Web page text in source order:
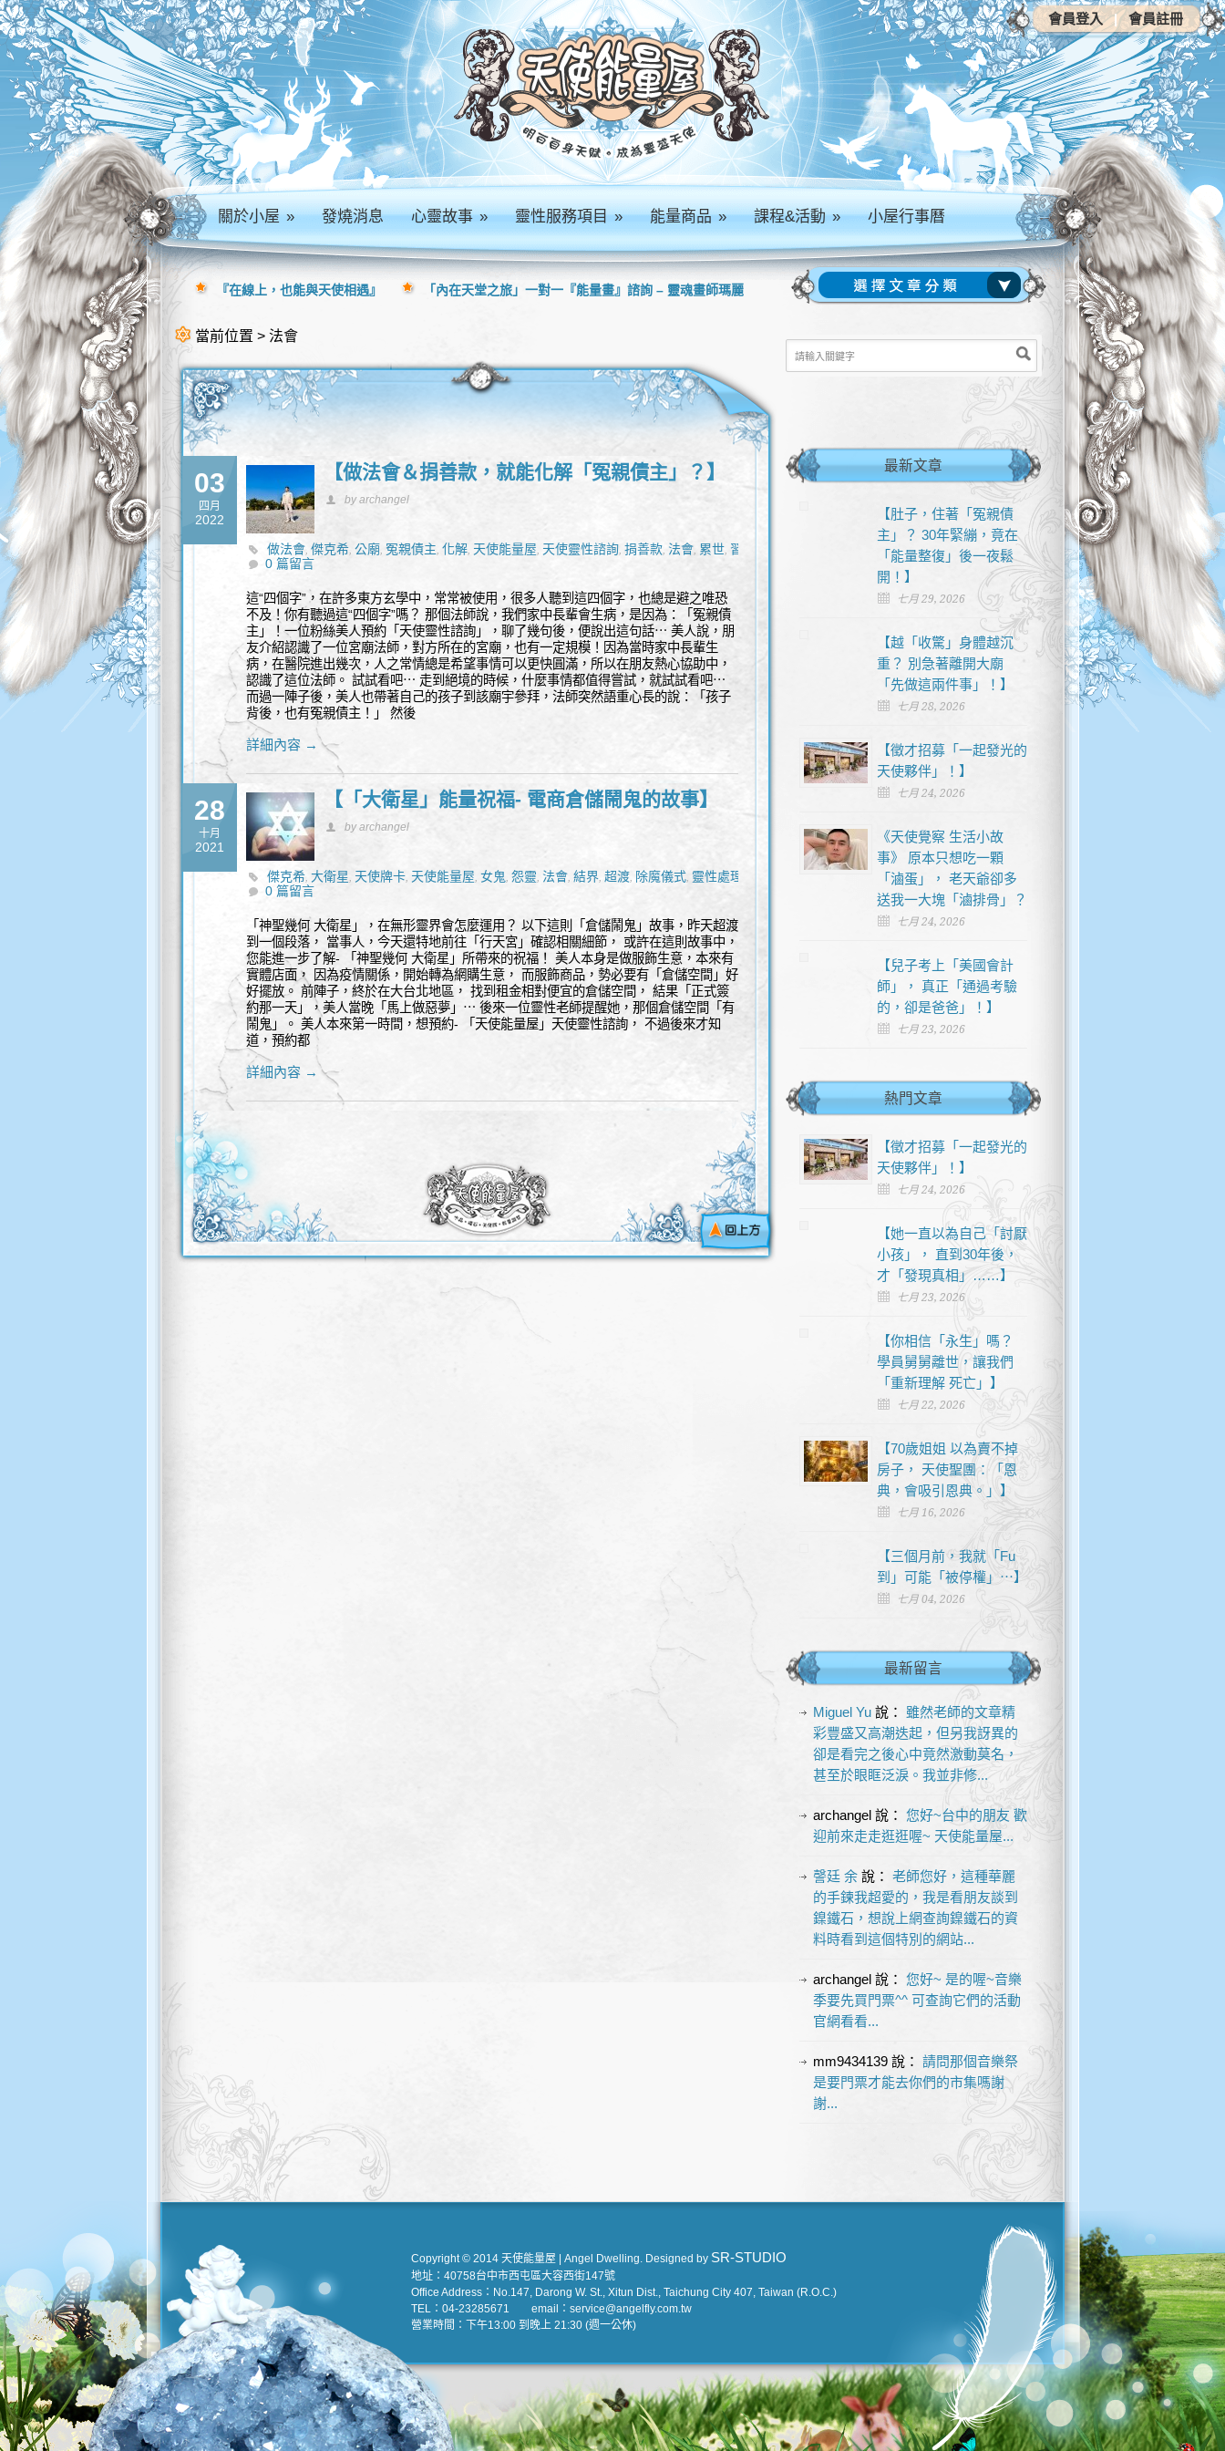
關於小屋» 發燒消息 心靈故事» 靈性服務項目» 能量商品» 課程&活動» 小屋行事曆
當前位置 > 法會
03
四月
2022
【做法會＆捐善款，就能化解「冤親債主」？】
by archangel
做法會, 傑克希, 公廟, 冤親債主, 化解, 天使能量屋, 天使靈性諮詢, 捐善款, 法會, 累世, 習氣
0 篇留言
這“四個字”，在許多東方玄學中，常常被使用，很多人聽到這四個字，也總是避之唯恐
不及！你有聽過這“四個字”嗎？ 那個法師說，我們家中長輩會生病，是因為：「冤親債
主」！一位粉絲美人預約「天使靈性諮詢」，聊了幾句後，便說出這句話⋯ 美人說，朋
友介紹認識了一位宮廟法師，對方所在的宮廟，也有一定規模！因為當時家中長輩生
病，在醫院進出幾次，人之常情總是希望事情可以更快圓滿，所以在朋友熱心協助中，
認識了這位法師。 試試看吧⋯ 走到絕境的時候，什麼事情都值得嘗試，就試試看吧⋯
而過一陣子後，美人也帶著自己的孩子到該廟宇參拜，法師突然語重心長的說：「孩子
背後，也有冤親債主！」 然後
詳細內容 →
28
十月
2021
【「大衛星」能量祝福- 電商倉儲鬧鬼的故事】
by archangel
傑克希, 大衛星, 天使牌卡, 天使能量屋, 女鬼, 怨靈, 法會, 結界, 超渡, 除魔儀式, 靈性處理
靈性諮詢
0 篇留言
「神聖幾何 大衛星」，在無形靈界會怎麼運用？ 以下這則「倉儲鬧鬼」故事，昨天超渡
到一個段落， 當事人，今天還特地前往「行天宮」確認相關細節， 或許在這則故事中，
您能進一步了解- 「神聖幾何 大衛星」所帶來的祝福！ 美人本身是做服飾生意，本來有
實體店面， 因為疫情關係，開始轉為網購生意， 而服飾商品，勢必要有「倉儲空間」好
好擺放。 前陣子，終於在大台北地區， 找到租金相對便宜的倉儲空間， 結果「正式簽
約那一天」，美人當晚「馬上做惡夢」⋯ 後來一位靈性老師提醒她，那個倉儲空間「有
鬧鬼」。 美人本來第一時間，想預約- 「天使能量屋」天使靈性諮詢， 不過後來才知
道，預約都
詳細內容 →
最新文章
【肚子，住著「冤親債
主」？ 30年緊繃，竟在
「能量整復」後一夜鬆
開！】
七月 29, 2026
【越「收驚」身體越沉
重？ 別急著離開大廟
「先做這兩件事」！】
七月 28, 2026
【徵才招募「一起發光的
天使夥伴」！】
七月 24, 2026
《天使覺察 生活小故
事》 原本只想吃一顆
「滷蛋」， 老天爺卻多
送我一大塊「滷排骨」？
七月 24, 2026
【兒子考上「美國會計
師」， 真正「通過考驗
的，卻是爸爸」！】
七月 23, 2026
熱門文章
【徵才招募「一起發光的
天使夥伴」！】
七月 24, 2026
【她一直以為自己「討厭
小孩」， 直到30年後，
才「發現真相」……】
七月 23, 2026
【你相信「永生」嗎？
學員舅舅離世，讓我們
「重新理解 死亡」】
七月 22, 2026
【70歲姐姐 以為賣不掉
房子， 天使聖團：「恩
典，會吸引恩典。」】
七月 16, 2026
【三個月前，我就「Fu
到」可能「被停權」⋯】
七月 04, 2026
最新留言
Miguel Yu說： 雖然老師的文章精
彩豐盛又高潮迭起，但另我訝異的
卻是看完之後心中竟然激動莫名，
甚至於眼眶泛淚。我並非修...
archangel說： 您好~台中的朋友 歡
迎前來走走逛逛喔~ 天使能量屋...
謦廷 余說： 老師您好，這種華麗
的手鍊我超愛的，我是看朋友談到
鎳鐵石，想說上網查詢鎳鐵石的資
料時看到這個特別的網站...
archangel說： 您好~ 是的喔~音樂
季要先買門票^^ 可查詢它們的活動
官網看看...
mm9434139說： 請問那個音樂祭
是要門票才能去你們的市集嗎謝
謝...
『在線上，也能與天使相遇』 「內在天堂之旅」一對一『能量畫』諮詢 – 靈魂畫師瑪麗
Copyright © 2014 天使能量屋 | Angel Dwelling. Designed by SR-STUDIO
地址：40758台中市西屯區大容西街147號
Office Address：No.147, Darong W. St., Xitun Dist., Taichung City 407, Taiwan (R.O.C.)
TEL：04-23285671 email：service@angelfly.com.tw
營業時間：下午13:00 到晚上 21:30 (週一公休)
會員登入 | 會員註冊